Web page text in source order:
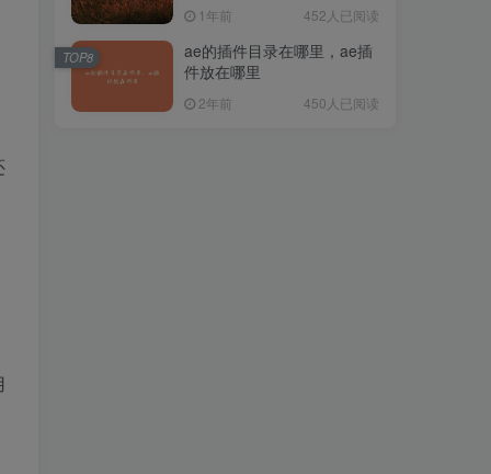
1年前 452人已阅读
ae的插件目录在哪里，ae插
件放在哪里
2年前 450人已阅读
TOP8